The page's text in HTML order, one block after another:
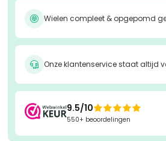
 Wielen compleet & opgepomd
 Onze klantenservice staat altijd
9.5/10
550+ beoordelingen